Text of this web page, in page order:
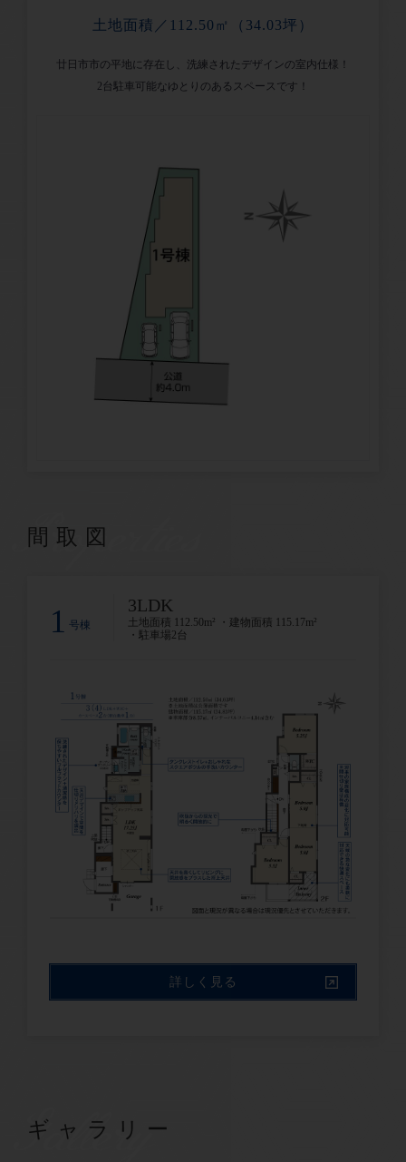
土地面積／112.50㎡（34.03坪）
廿日市市の平地に存在し、洗練されたデザインの室内仕様！
2台駐車可能なゆとりのあるスペースです！
間取図
1 号棟
3LDK
土地面積 112.50m² ・建物面積 115.17m²
・駐車場2台
詳しく見る
ギャラリー